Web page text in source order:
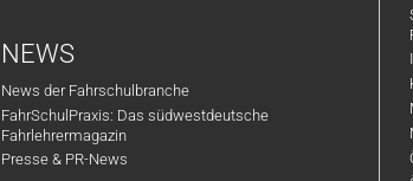
NEWS
News der Fahrschulbranche
FahrSchulPraxis: Das südwestdeutsche
Fahrlehrermagazin
Presse & PR-News